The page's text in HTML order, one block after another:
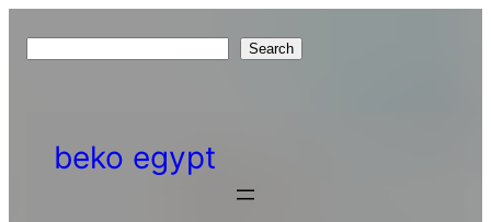
Search
beko egypt